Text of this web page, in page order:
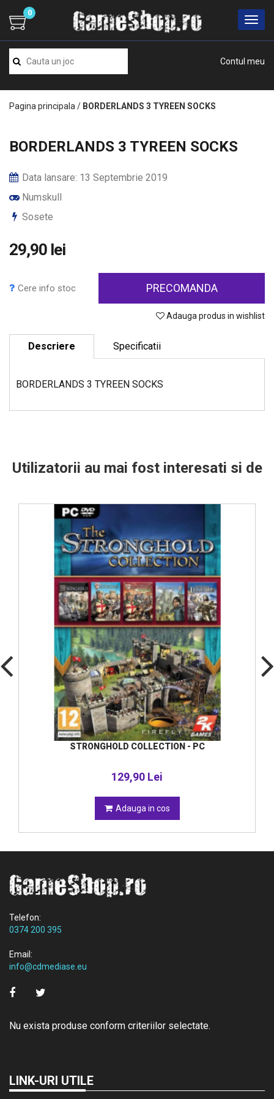
Contul meu
0
Pagina principala / BORDERLANDS 3 TYREEN SOCKS
BORDERLANDS 3 TYREEN SOCKS
Data lansare: 13 Septembrie 2019
Numskull
Sosete
29,90 lei
Cere info stoc PRECOMANDA
Adauga produs in wishlist
Descriere Specificatii
BORDERLANDS 3 TYREEN SOCKS
Utilizatorii au mai fost interesati si de
STRONGHOLD COLLECTION - PC
129,90 Lei
Adauga in cos
Telefon:
0374 200 395
Email:
info@cdmediase.eu
Nu exista produse conform criteriilor selectate.
LINK-URI UTILE